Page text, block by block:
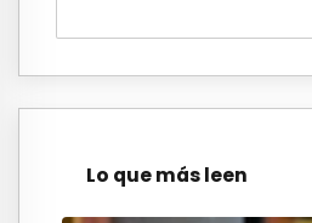
Lo que más leen